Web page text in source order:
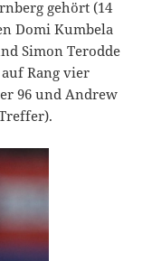
gehört (14
Domi Kumbela
Simon Terodde
Rang vier
96 und Andrew